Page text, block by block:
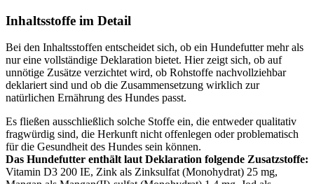
Inhaltsstoffe im Detail
Bei den Inhaltsstoffen entscheidet sich, ob ein Hundefutter mehr als
nur eine vollständige Deklaration bietet. Hier zeigt sich, ob auf
unnötige Zusätze verzichtet wird, ob Rohstoffe nachvollziehbar
deklariert sind und ob die Zusammensetzung wirklich zur
natürlichen Ernährung des Hundes passt.
Es fließen ausschließlich solche Stoffe ein, die entweder qualitativ
fragwürdig sind, die Herkunft nicht offenlegen oder problematisch
für die Gesundheit des Hundes sein können.
Das Hundefutter enthält laut Deklaration folgende Zusatzstoffe:
Vitamin D3 200 IE, Zink als Zinksulfat (Monohydrat) 25 mg,